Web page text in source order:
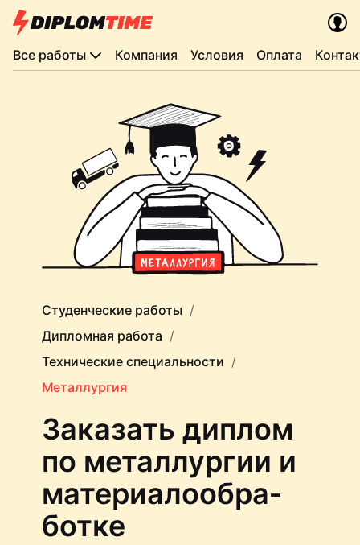
Все работы Компания Условия Оплата
Студенческие работы
Дипломная работа
Технические специальности
Металлургия
Заказать диплом
по металлургии и
материалообра­
ботке